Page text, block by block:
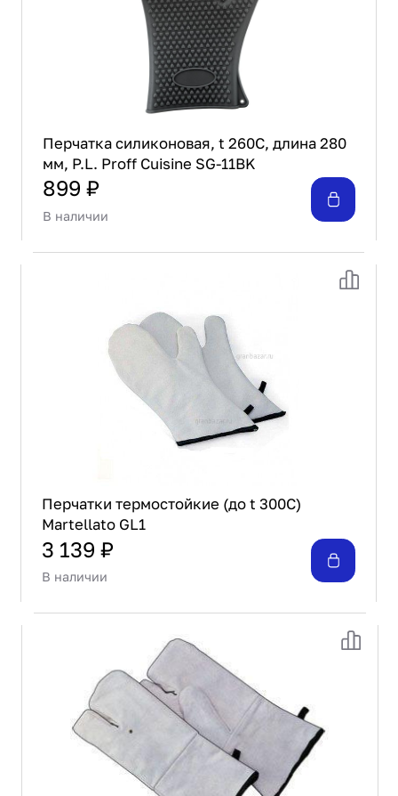
Перчатка силиконовая, t 260C, длина 280
мм, P.L. Proff Cuisine SG-11BK
899 ₽
В наличии
Перчатки термостойкие (до t 300С)
Martellato GL1
3 139 ₽
В наличии